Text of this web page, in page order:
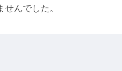
んでした。